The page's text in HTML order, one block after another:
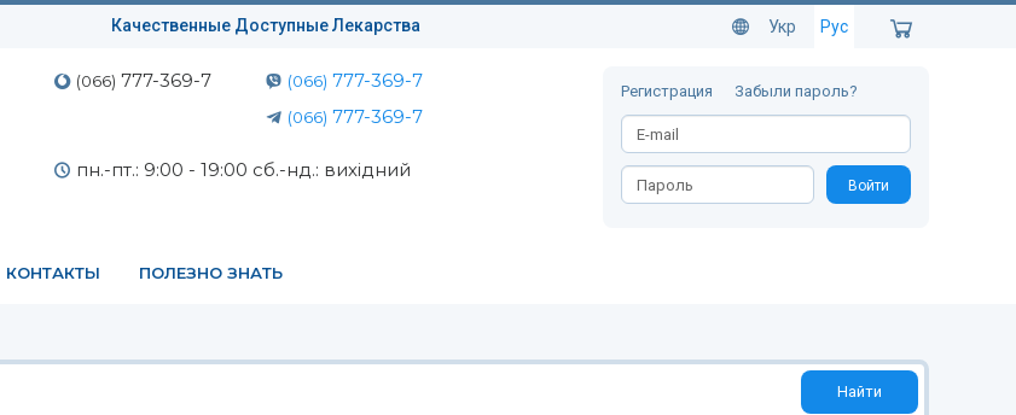
Качественные Доступные Лекарства Укр Рус
(066) 777-369-7 (066) 777-369-7
(066) 777-369-7
пн.-пт.: 9:00 - 19:00 сб.-нд.: вихідний
Регистрация Забыли пароль?
Войти
КОНТАКТЫ ПОЛЕЗНО ЗНАТЬ
Найти